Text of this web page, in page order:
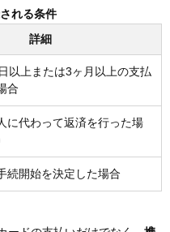
れる条件
詳細
以上または3ヶ月以上の支払
合
に代わって返済を行った場
続開始を決定した場合